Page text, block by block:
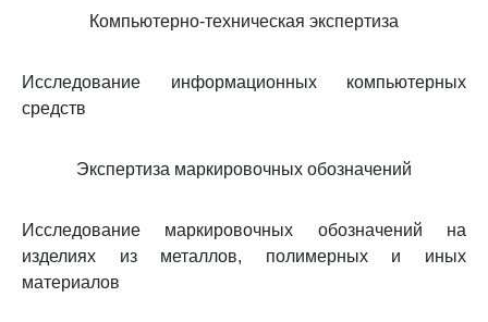
Компьютерно-техническая экспертиза
Исследование информационных компьютерных
средств
Экспертиза маркировочных обозначений
Исследование маркировочных обозначений на
изделиях из металлов, полимерных и иных
материалов